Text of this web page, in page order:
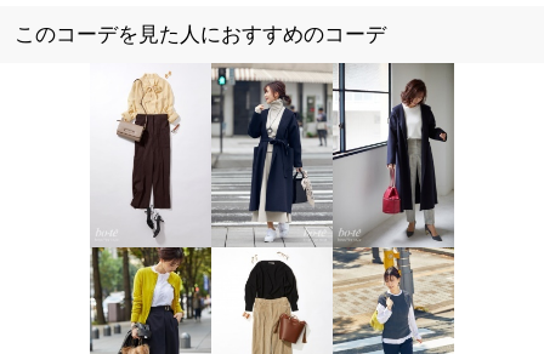
このコーデを見た人におすすめのコーデ